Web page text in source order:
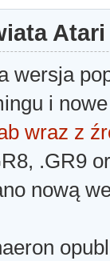
Atari
wersja
i
wraz z
.GR9
nową